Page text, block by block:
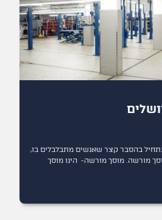
בהסבר קצר שאנשים מתבלבלים בו,
מורשה. מוסך מורשה- הינו מוסך